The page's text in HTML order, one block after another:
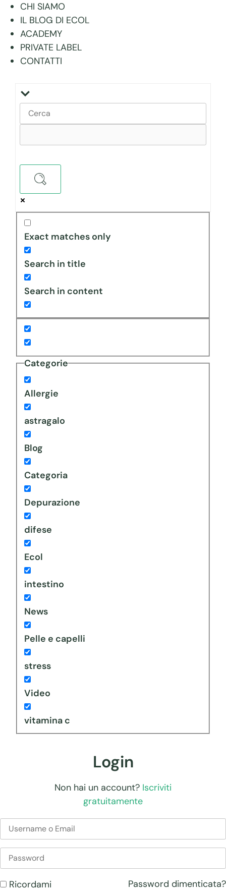
CHI SIAMO
IL BLOG DI ECOL
ACADEMY
PRIVATE LABEL
CONTATTI
Exact matches only
Search in title
Search in content
Categorie
Allergie
astragalo
Blog
Categoria
Depurazione
difese
Ecol
intestino
News
Pelle e capelli
stress
Video
vitamina c
Login
Non hai un account? Iscriviti
gratuitamente
Ricordami Password dimenticata?